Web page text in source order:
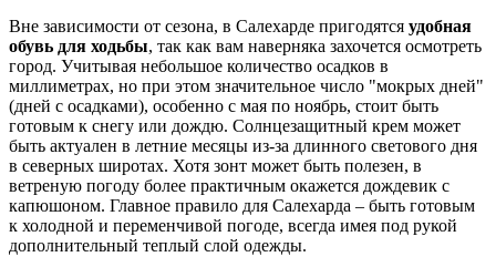
Вне зависимости от сезона, в Салехарде пригодятся удобная
обувь для ходьбы, так как вам наверняка захочется осмотреть
город. Учитывая небольшое количество осадков в
миллиметрах, но при этом значительное число "мокрых дней"
(дней с осадками), особенно с мая по ноябрь, стоит быть
готовым к снегу или дождю. Солнцезащитный крем может
быть актуален в летние месяцы из-за длинного светового дня
в северных широтах. Хотя зонт может быть полезен, в
ветреную погоду более практичным окажется дождевик с
капюшоном. Главное правило для Салехарда – быть готовым
к холодной и переменчивой погоде, всегда имея под рукой
дополнительный теплый слой одежды.